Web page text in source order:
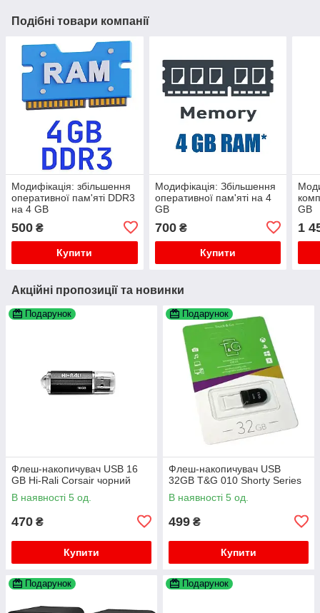
Подібні товари компанії
Модифікація: збільшення
оперативної пам'яті DDR3
на 4 GB
500 ₴
Купити
Модифікація: Збільшення
оперативної пам'яті на 4
GB
700₴
Купити
GB
1
Акційні пропозиції та новинки
Подарунок
Флеш-накопичувач USB 16
GB Hi-Rali Corsair чорний
В наявності 5 од.
470 ₴
Купити
Подарунок
Флеш-накопичувач USB
32GB T&G 010 Shorty Series
В наявності 5 од.
499 ₴
Купити
Подарунок Подарунок